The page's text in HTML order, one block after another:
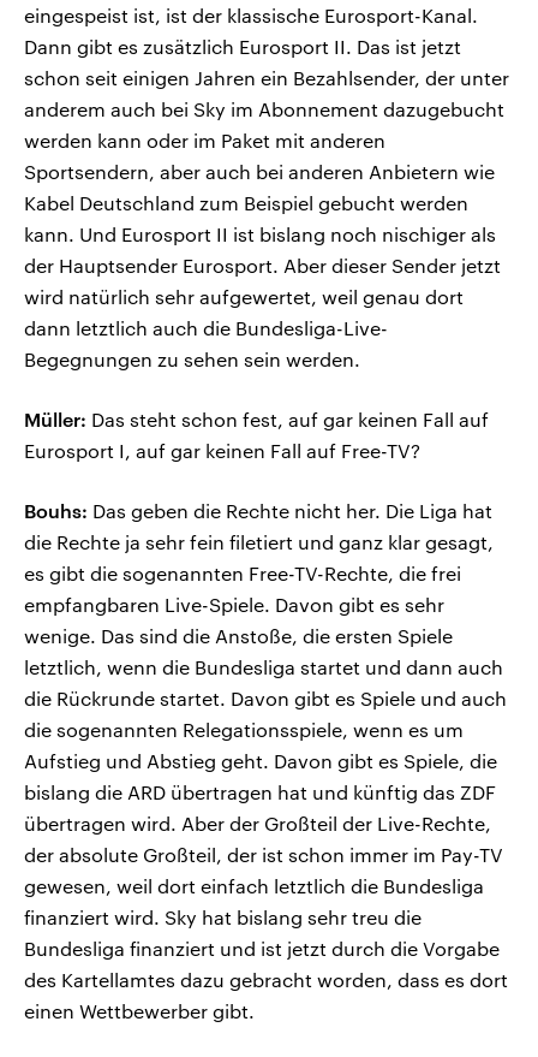
eingespeist ist, ist der klassische Eurosport-Kanal.
Dann gibt es zusätzlich Eurosport II. Das ist jetzt
schon seit einigen Jahren ein Bezahlsender, der unter
anderem auch bei Sky im Abonnement dazugebucht
werden kann oder im Paket mit anderen
Sportsendern, aber auch bei anderen Anbietern wie
Kabel Deutschland zum Beispiel gebucht werden
kann. Und Eurosport II ist bislang noch nischiger als
der Hauptsender Eurosport. Aber dieser Sender jetzt
wird natürlich sehr aufgewertet, weil genau dort
dann letztlich auch die Bundesliga-Live-
Begegnungen zu sehen sein werden.
Müller: Das steht schon fest, auf gar keinen Fall auf
Eurosport I, auf gar keinen Fall auf Free-TV?
Bouhs: Das geben die Rechte nicht her. Die Liga hat
die Rechte ja sehr fein filetiert und ganz klar gesagt,
es gibt die sogenannten Free-TV-Rechte, die frei
empfangbaren Live-Spiele. Davon gibt es sehr
wenige. Das sind die Anstoße, die ersten Spiele
letztlich, wenn die Bundesliga startet und dann auch
die Rückrunde startet. Davon gibt es Spiele und auch
die sogenannten Relegationsspiele, wenn es um
Aufstieg und Abstieg geht. Davon gibt es Spiele, die
bislang die ARD übertragen hat und künftig das ZDF
übertragen wird. Aber der Großteil der Live-Rechte,
der absolute Großteil, der ist schon immer im Pay-TV
gewesen, weil dort einfach letztlich die Bundesliga
finanziert wird. Sky hat bislang sehr treu die
Bundesliga finanziert und ist jetzt durch die Vorgabe
des Kartellamtes dazu gebracht worden, dass es dort
einen Wettbewerber gibt.